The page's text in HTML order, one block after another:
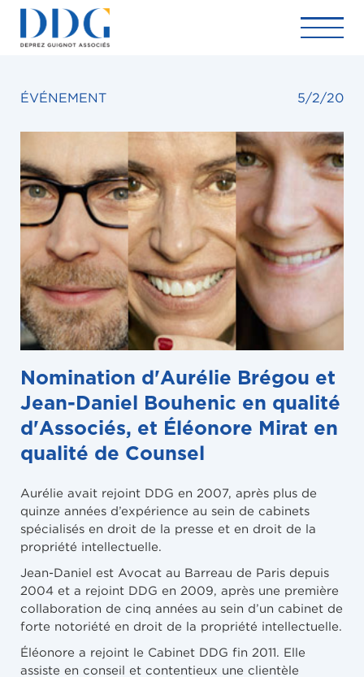
ÉVÉNEMENT 5/2/20
Nomination d'Aurélie Brégou et
Jean-Daniel Bouhenic en qualité
d'Associés, et Éléonore Mirat en
qualité de Counsel
Aurélie avait rejoint DDG en 2007, après plus de
quinze années d’expérience au sein de cabinets
spécialisés en droit de la presse et en droit de la
propriété intellectuelle.
Jean-Daniel est Avocat au Barreau de Paris depuis
2004 et a rejoint DDG en 2009, après une première
collaboration de cinq années au sein d’un cabinet de
forte notoriété en droit de la propriété intellectuelle.
Éléonore a rejoint le Cabinet DDG fin 2011. Elle
assiste en conseil et contentieux une clientèle